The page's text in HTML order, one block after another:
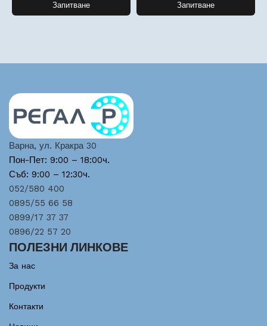
Запитване Запитване
Варна, ул. Кракра 30
Пон-Пет: 9:00 – 18:00ч.
Съб: 9:00 – 12:30ч.
052/580 400
0895/55 66 58
0899/17 37 37
0896/22 57 20
ПОЛЕЗНИ ЛИНКОВЕ
За нас
Продукти
Контакти